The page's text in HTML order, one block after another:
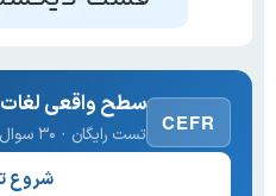
CEFR
سطح واقعی لغات
تست رایگان · ۳۰ سوال · نتیجه فوری
شروع